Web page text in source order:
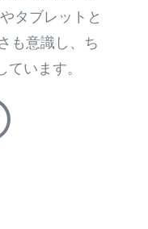
タブレットと
も意識し、ち
ています。